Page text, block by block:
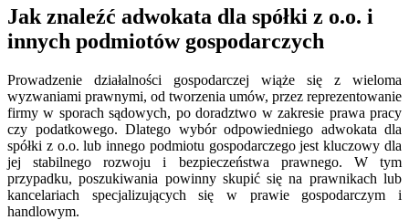
Jak znaleźć adwokata dla spółki z o.o. i
innych podmiotów gospodarczych
Prowadzenie działalności gospodarczej wiąże się z wieloma
wyzwaniami prawnymi, od tworzenia umów, przez reprezentowanie
firmy w sporach sądowych, po doradztwo w zakresie prawa pracy
czy podatkowego. Dlatego wybór odpowiedniego adwokata dla
spółki z o.o. lub innego podmiotu gospodarczego jest kluczowy dla
jej stabilnego rozwoju i bezpieczeństwa prawnego. W tym
przypadku, poszukiwania powinny skupić się na prawnikach lub
kancelariach specjalizujących się w prawie gospodarczym i
handlowym.